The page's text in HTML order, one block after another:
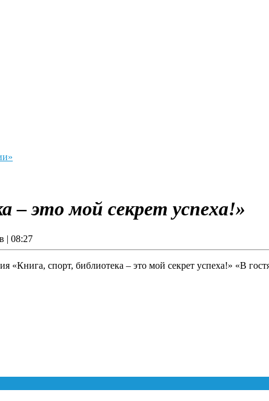
– это мой секрет успеха!»
| 08:27
«Книга, спорт, библиотека – это мой секрет успеха!» «В